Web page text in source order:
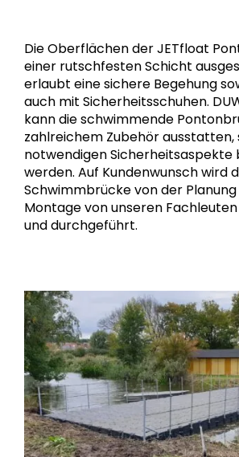
Die Oberflächen der JETfloat
einer rutschfesten Schicht
erlaubt eine sichere Begehung
auch mit Sicherheitsschuhen.
kann die schwimmende
zahlreichem Zubehör ausstatten,
notwendigen
werden. Auf Kundenwunsch wird
Schwimmbrücke von der Planung
Montage von unseren
und durchgeführt.